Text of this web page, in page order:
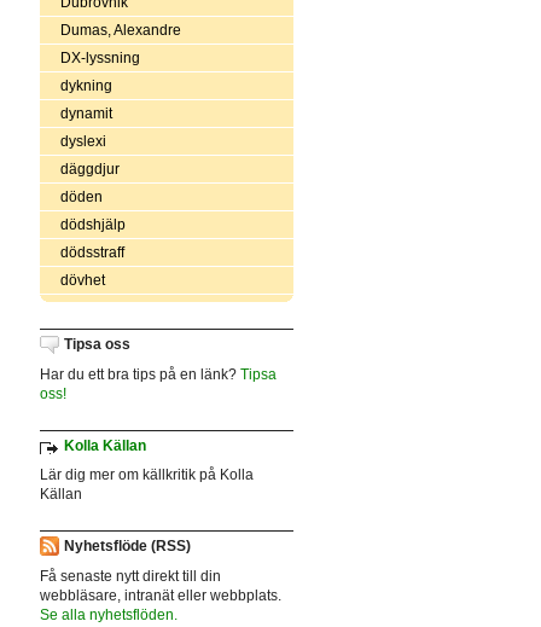
Dumas, Alexandre
DX-lyssning
dykning
dynamit
dyslexi
däggdjur
döden
dödshjälp
dödsstraff
dövhet
Tipsa oss
Har du ett bra tips på en länk? Tipsa
oss!
Kolla Källan
Lär dig mer om källkritik på Kolla
Källan
Nyhetsflöde (RSS)
Få senaste nytt direkt till din
webbläsare, intranät eller webbplats.
Se alla nyhetsflöden.